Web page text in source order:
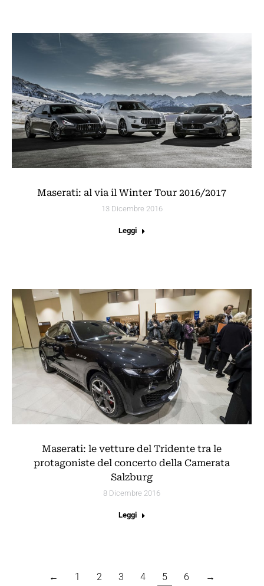
Maserati: al via il Winter Tour 2016/2017
13 Dicembre 2016
Leggi
Maserati: le vetture del Tridente tra le
protagoniste del concerto della Camerata
Salzburg
8 Dicembre 2016
Leggi
← 1 2 3 4 5 6 →